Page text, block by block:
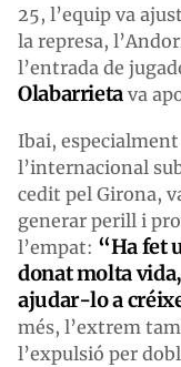
25, l’equip va
la represa,
l’entrada de
Olabarrieta va
Ibai,
l’internacional
cedit pel Girona,
generar perill i
l’empat: “Ha fet
donat molta
ajudar-lo a
més, l’extrem
l’expulsió per